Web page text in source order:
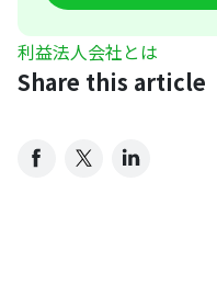
利益法人会社とは
Share this article